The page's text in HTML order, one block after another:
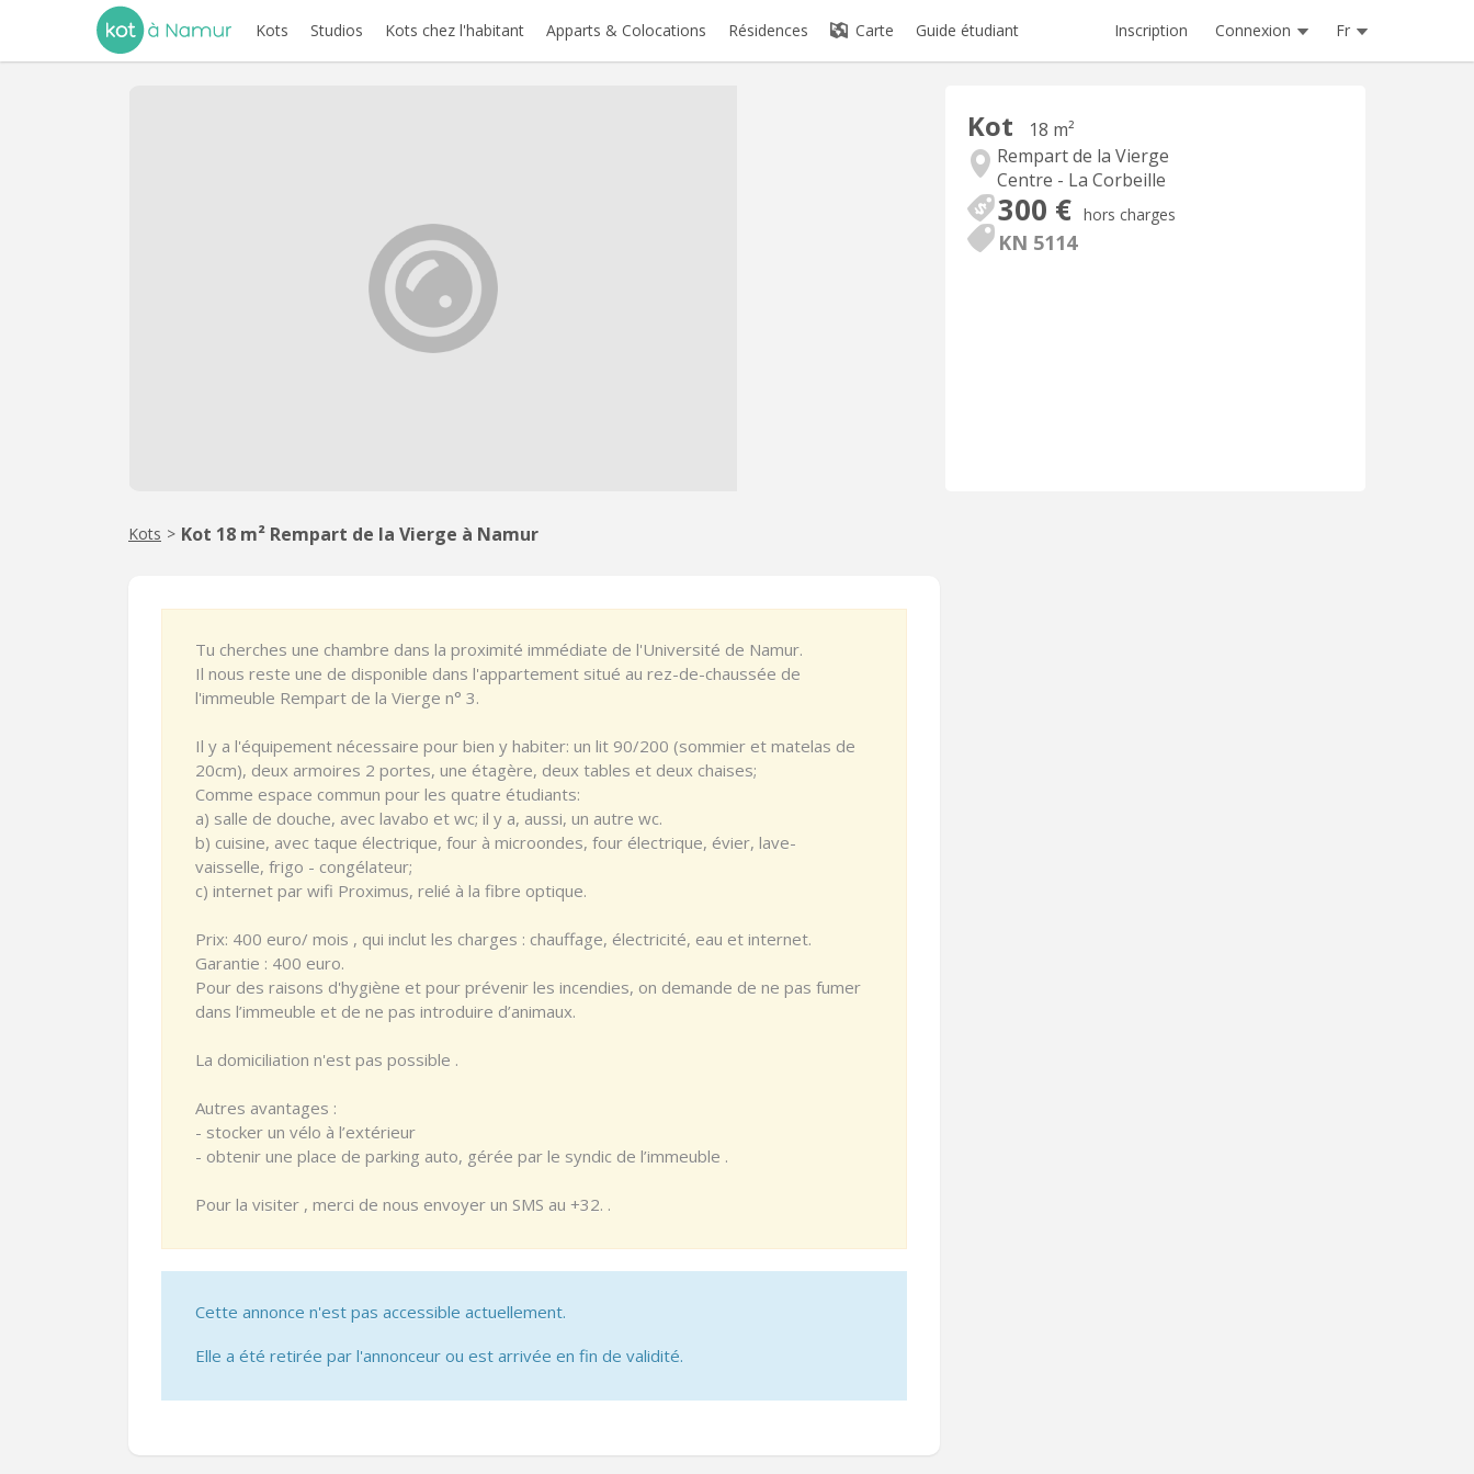
Kots Studios Kots chez l'habitant Apparts & Colocations Résidences Carte Guide étudiant Inscription Connexion Fr
Kot
18 m²
Rempart de la Vierge
Centre - La Corbeille
300 € hors charges
KN 5114
Kots > Kot 18 m² Rempart de la Vierge à Namur
Tu cherches une chambre dans la proximité immédiate de l'Université de Namur.
Il nous reste une de disponible dans l'appartement situé au rez-de-chaussée de
l'immeuble Rempart de la Vierge n° 3.
Il y a l'équipement nécessaire pour bien y habiter: un lit 90/200 (sommier et matelas de
20cm), deux armoires 2 portes, une étagère, deux tables et deux chaises;
Comme espace commun pour les quatre étudiants:
a) salle de douche, avec lavabo et wc; il y a, aussi, un autre wc.
b) cuisine, avec taque électrique, four à microondes, four électrique, évier, lave-
vaisselle, frigo - congélateur;
c) internet par wifi Proximus, relié à la fibre optique.
Prix: 400 euro/ mois , qui inclut les charges : chauffage, électricité, eau et internet.
Garantie : 400 euro.
Pour des raisons d'hygiène et pour prévenir les incendies, on demande de ne pas fumer
dans l’immeuble et de ne pas introduire d’animaux.
La domiciliation n'est pas possible .
Autres avantages :
- stocker un vélo à l’extérieur
- obtenir une place de parking auto, gérée par le syndic de l’immeuble .
Pour la visiter , merci de nous envoyer un SMS au +32. .
Cette annonce n'est pas accessible actuellement.
Elle a été retirée par l'annonceur ou est arrivée en fin de validité.